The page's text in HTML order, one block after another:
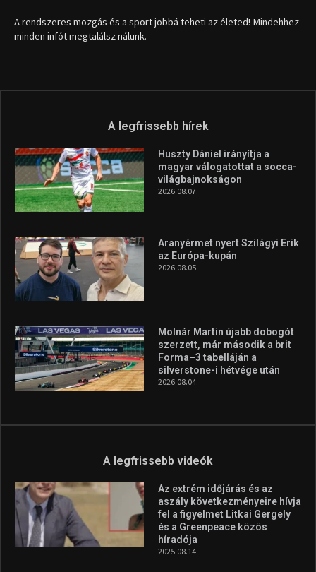
A rendszeres mozgás és a sport jobbá teheti az életed! Mindehhez
minden infót megtalálsz nálunk.
A legfrissebb hírek
Huszty Dániel irányítja a
magyar válogatottat a socca-
világbajnokságon
2026.08.07.
Aranyérmet nyert Szilágyi Erik
az Európa-kupán
2026.08.05.
Molnár Martin újabb dobogót
szerzett, már második a brit
Forma–3 tabelláján a
silverstone-i hétvége után
2026.08.04.
A legfrissebb videók
Az extrém időjárás és az
aszály következményeire hívja
fel a figyelmet Litkai Gergely
és a Greenpeace közös
híradója
2025.08.14.